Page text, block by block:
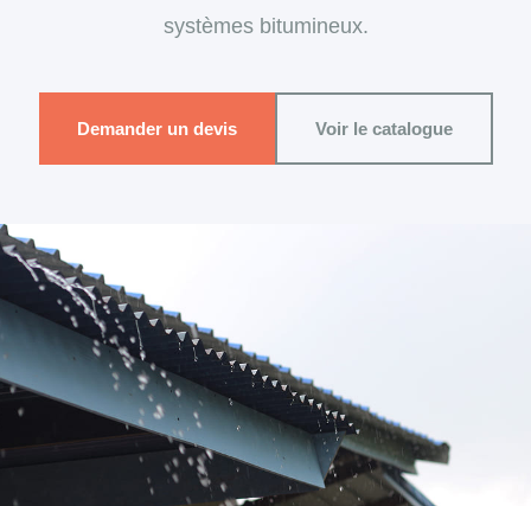
systèmes bitumineux.
Demander un devis Voir le catalogue